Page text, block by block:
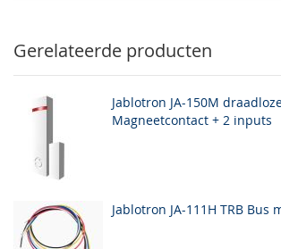
Gerelateerde producten
Jablotron JA-150M
Magneetcontact + 2 inputs
Jablotron JA-111H TRB